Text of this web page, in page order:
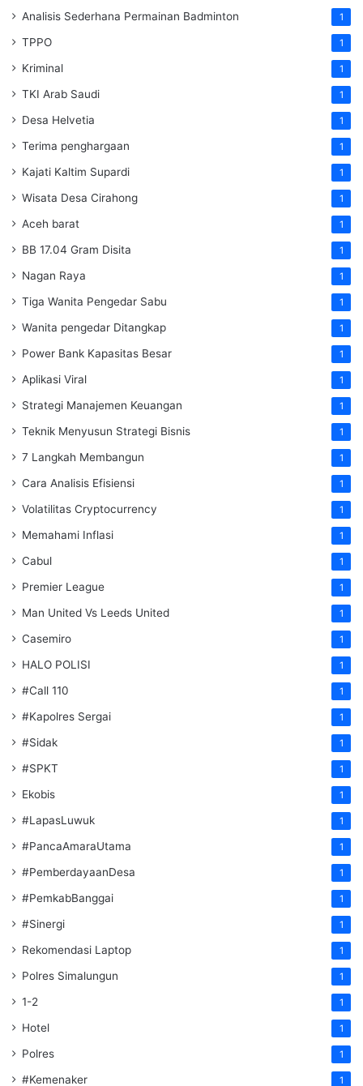
Analisis Sederhana Permainan Badminton 1
TPPO 1
Kriminal 1
TKI Arab Saudi 1
Desa Helvetia 1
Terima penghargaan 1
Kajati Kaltim Supardi 1
Wisata Desa Cirahong 1
Aceh barat 1
BB 17.04 Gram Disita 1
Nagan Raya 1
Tiga Wanita Pengedar Sabu 1
Wanita pengedar Ditangkap 1
Power Bank Kapasitas Besar 1
Aplikasi Viral 1
Strategi Manajemen Keuangan 1
Teknik Menyusun Strategi Bisnis 1
7 Langkah Membangun 1
Cara Analisis Efisiensi 1
Volatilitas Cryptocurrency 1
Memahami Inflasi 1
Cabul 1
Premier League 1
Man United Vs Leeds United 1
Casemiro 1
HALO POLISI 1
#Call 110 1
#Kapolres Sergai 1
#Sidak 1
#SPKT 1
Ekobis 1
#LapasLuwuk 1
#PancaAmaraUtama 1
#PemberdayaanDesa 1
#PemkabBanggai 1
#Sinergi 1
Rekomendasi Laptop 1
Polres Simalungun 1
1-2 1
Hotel 1
Polres 1
#Kemenaker 1